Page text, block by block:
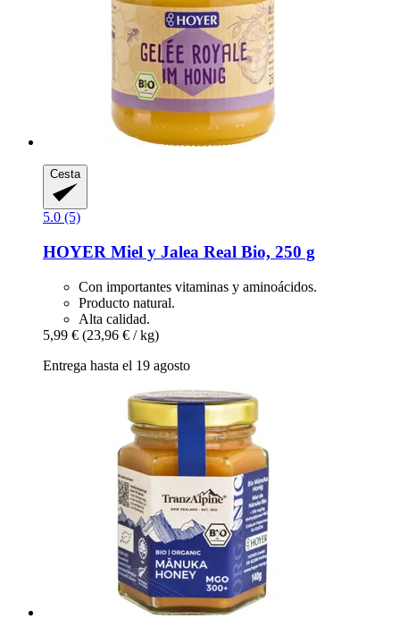
Cesta
5.0 (5)
HOYER Miel y Jalea Real Bio, 250 g
Con importantes vitaminas y aminoácidos.
Producto natural.
Alta calidad.
5,99 € (23,96 € / kg)
Entrega hasta el 19 agosto